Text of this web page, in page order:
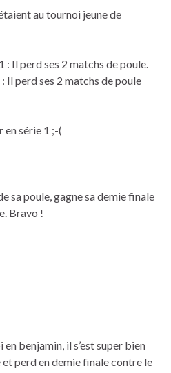
au tournoi jeune de
: Il perd ses 2 matchs de poule.
Il perd ses 2 matchs de poule
en série 1 ;-(
sa poule, gagne sa demie finale
Bravo !
benjamin, il s’est super bien
perd en demie finale contre le